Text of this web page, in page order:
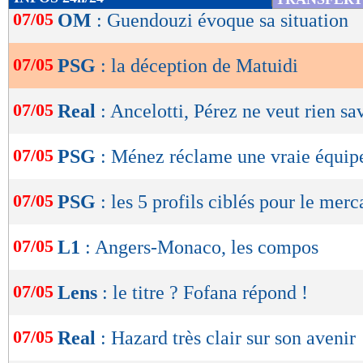
de
OK
07/05 OM : Guendouzi évoque sa situation
07/05 PSG : la déception de Matuidi
07/05 Real : Ancelotti, Pérez ne veut rien
07/05 PSG : Ménez réclame une vraie
07/05 PSG : les 5 profils ciblés pour le
07/05 L1 : Angers-Monaco, les compos
07/05 Lens : le titre ? Fofana répond !
07/05 Real : Hazard très clair sur son avenir